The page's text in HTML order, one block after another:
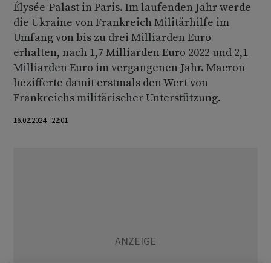
Élysée-Palast in Paris. Im laufenden Jahr werde
die Ukraine von Frankreich Militärhilfe im
Umfang von bis zu drei Milliarden Euro
erhalten, nach 1,7 Milliarden Euro 2022 und 2,1
Milliarden Euro im vergangenen Jahr. Macron
bezifferte damit erstmals den Wert von
Frankreichs militärischer Unterstützung.
16.02.2024 22:01